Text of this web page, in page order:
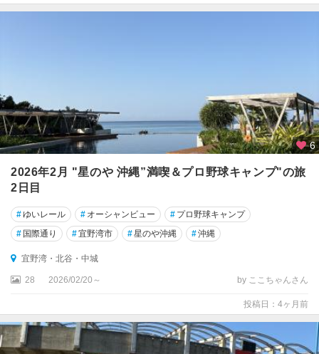
6
2026年2月 "星のや 沖縄”満喫＆プロ野球キャンプ"の旅
2日目
#ゆいレール # オーシャンビュー # プロ野球キャンプ
# 国際通り #宜野湾市 #星のや沖縄 #沖縄
宜野湾・北谷・中城
28 2026/02/20～ by ここちゃんさん
投稿日：4ヶ月前